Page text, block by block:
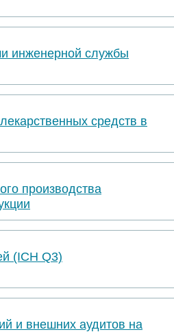
инженерной службы
средств в
производства
(ICH Q3)
и внешних аудитов на